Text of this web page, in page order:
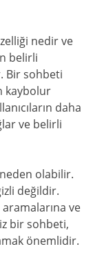
nedir ve
belirli
Bir sohbeti
kaybolur
daha
ve belirli
olabilir.
değildir.
ve
bir sohbeti,
önemlidir.